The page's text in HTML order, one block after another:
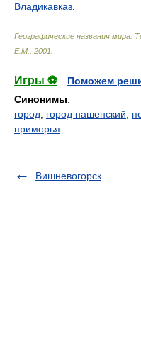
Владикавказ
Географические названия мира:
Е.М.
2001
Игры ⚽
Поможем
Синонимы:
город
город нашенский
приморья
Вишневогорск